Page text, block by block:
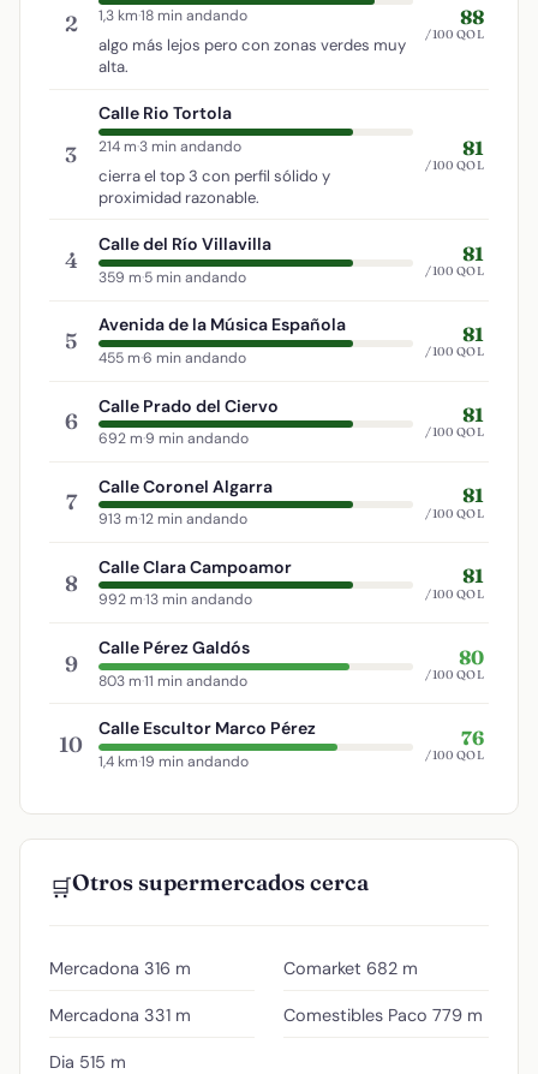
2 1,3 km·18 min andando
algo más lejos pero con zonas verdes muy
alta.
88
/100 QOL
3
Calle Rio Tortola
214 m·3 min andando
cierra el top 3 con perfil sólido y
proximidad razonable.
81
/100 QOL
4
Calle del Río Villavilla
359 m·5 min andando
81
/100 QOL
5
Avenida de la Música Española
455 m·6 min andando
81
/100 QOL
6
Calle Prado del Ciervo
692 m·9 min andando
81
/100 QOL
7
Calle Coronel Algarra
913 m·12 min andando
81
/100 QOL
8
Calle Clara Campoamor
992 m·13 min andando
81
/100 QOL
9
Calle Pérez Galdós
803 m·11 min andando
80
/100 QOL
10
Calle Escultor Marco Pérez
1,4 km·19 min andando
76
/100 QOL
🛒Otros supermercados cerca
Mercadona 316 m
Mercadona 331 m
Dia 515 m
Comarket 682 m
Comestibles Paco 779 m